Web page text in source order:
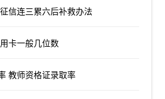
信连三累六后补救办法
卡一般几位数
教师资格证录取率